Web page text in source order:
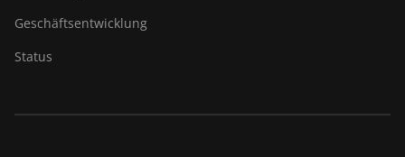
Geschäftsentwicklung
Status